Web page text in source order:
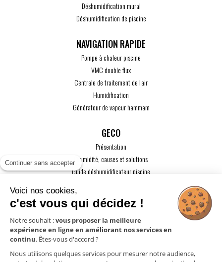
Continuer sans accepter
Voici nos cookies,
c'est vous qui décidez !
Notre souhait :vous proposer la meilleure
expérience en ligne en améliorant nos services en
continu. Êtes-vous d'accord ?
Nous utilisons quelques services pour mesurer notre audience,
Déshumidification mural
Déshumidification de piscine
Pompe à chaleur piscine
VMC double flux
Centrale de traitement de l'air
Humidification
Générateur de vapeur hammam
GECO
Présentation
L'humidité, causes et solutions
Guide déshumidificateur piscine
Guide VMC
ACTUALITÉS
CONTACT
ESPACE PRO